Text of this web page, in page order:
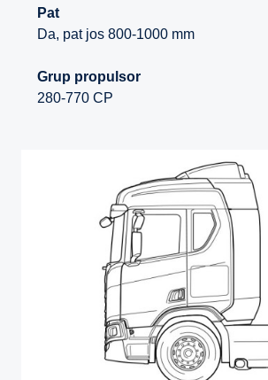
Pat
Da, pat jos 800-1000 mm
Grup propulsor
280-770 CP